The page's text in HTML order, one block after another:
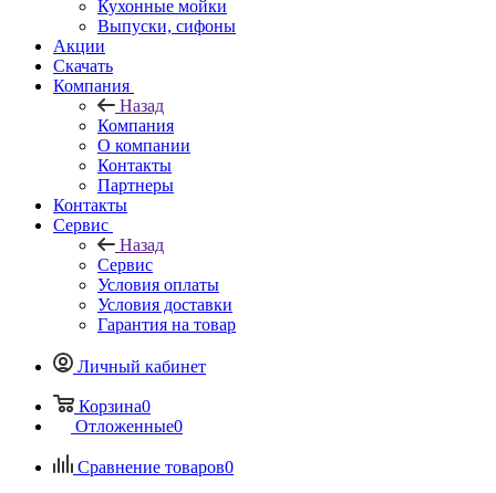
Кухонные мойки
Выпуски, сифоны
Акции
Скачать
Компания
Назад
Компания
О компании
Контакты
Партнеры
Контакты
Сервис
Назад
Сервис
Условия оплаты
Условия доставки
Гарантия на товар
Личный кабинет
Корзина0
Отложенные0
Сравнение товаров0